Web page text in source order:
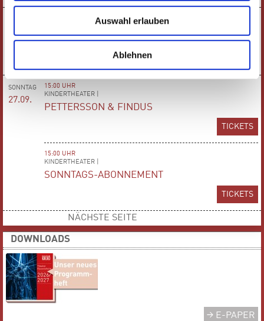
Auswahl erlauben
Ablehnen
25.09.
ERDEM PANCARCI: MYTHOS OF ÂŞIK
SONNTAG
27.09.
15:00 UHR
KINDERTHEATER |
PETTERSSON & FINDUS
TICKETS
15:00 UHR
KINDERTHEATER |
SONNTAGS-ABONNEMENT
TICKETS
NÄCHSTE SEITE
DOWNLOADS
E-PAPER